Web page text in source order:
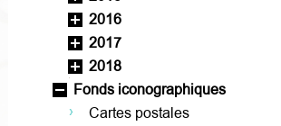
2016
2017
2018
Fonds iconographiques
Cartes postales